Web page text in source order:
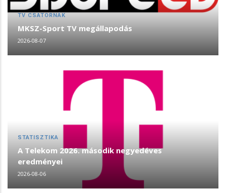
TV CSATORNÁK
MKSZ-Sport TV megállapodás
2026-08-07
STATISZTIKA
A Telekom 2026. második negyedéves
eredményei
2026-08-06